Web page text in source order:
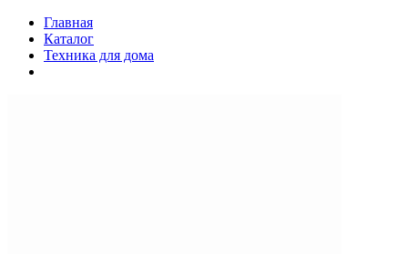
Главная
Каталог
Техника для дома